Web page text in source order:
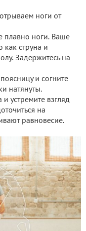
ноги от
плавно ноги. Ваше
как струна и
Задержитесь на
и согните
натянуты.
и устремите взгляд
на
равновесие.